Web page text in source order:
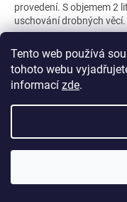
Tento web používá
tohoto webu
informací zde.
provedení. S objemem 2
uschování drobných